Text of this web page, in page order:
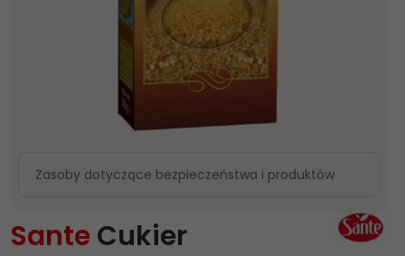
SanteCukier
Zasoby dotyczące bezpieczeństwa i produktów